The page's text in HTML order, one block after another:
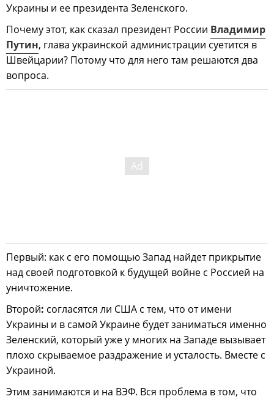
Украины и ее президента Зеленского.
Почему этот, как сказал президент России Владимир
Путин, глава украинской администрации суетится в
Швейцарии? Потому что для него там решаются два
вопроса.
Первый: как с его помощью Запад найдет прикрытие
над своей подготовкой к будущей войне с Россией на
уничтожение.
Второй: согласятся ли США с тем, что от имени
Украины и в самой Украине будет заниматься именно
Зеленский, который уже у многих на Западе вызывает
плохо скрываемое раздражение и усталость. Вместе с
Украиной.
Этим занимаются и на ВЭФ. Вся проблема в том, что